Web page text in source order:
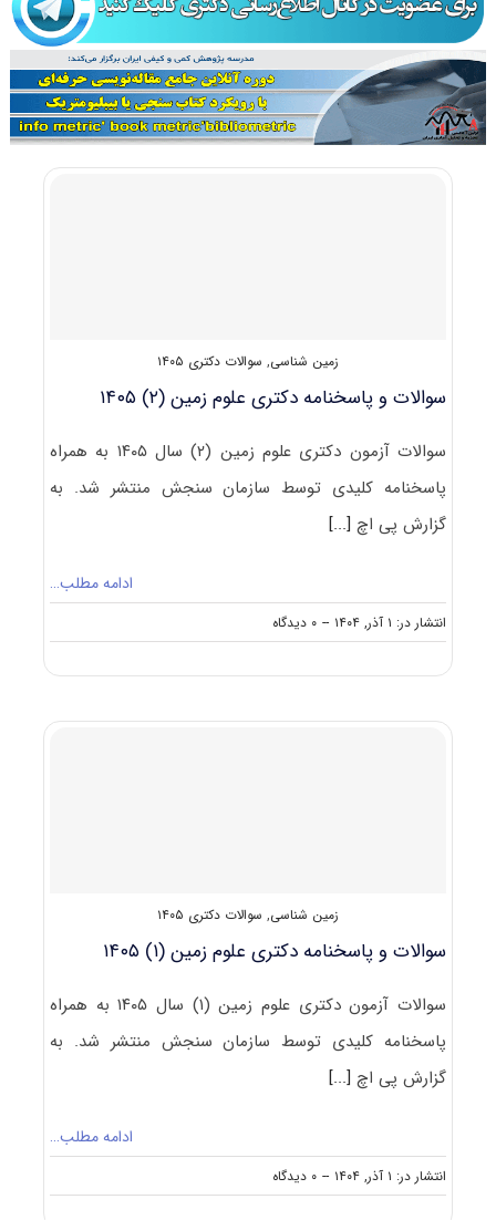
زمین شناسی, سوالات دکتری ۱۴۰۵
سوالات و پاسخنامه دکتری علوم زمین (۲) ۱۴۰۵
سوالات آزمون دکتری علوم زمین (۲) سال ۱۴۰۵ به همراه
پاسخنامه کلیدی توسط سازمان سنجش منتشر شد. به
گزارش پی اچ[...]
ادامه مطلب…
انتشار در: ۱ آذر, ۱۴۰۴ -- ۰ دیدگاه
on
سوالات
علوم
زمین شناسی, سوالات دکتری ۱۴۰۵
سوالات و پاسخنامه دکتری علوم زمین (۱) ۱۴۰۵
سوالات آزمون دکتری علوم زمین (۱) سال ۱۴۰۵ به همراه
پاسخنامه کلیدی توسط سازمان سنجش منتشر شد. به
گزارش پی اچ[...]
ادامه مطلب…
انتشار در: ۱ آذر, ۱۴۰۴ -- ۰ دیدگاه
on
سوالات